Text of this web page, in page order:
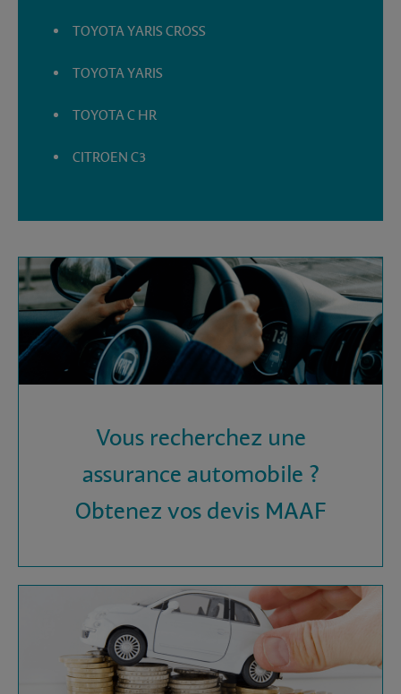
TOYOTA YARIS CROSS
TOYOTA YARIS
TOYOTA C HR
CITROEN C3
Vous recherchez une
assurance automobile ?
Obtenez vos devis MAAF